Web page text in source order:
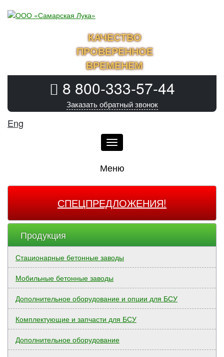
КАЧЕСТВО
ПРОВЕРЕННОЕ
ВРЕМЕНЕМ
8 800-333-57-44
Заказать обратный звонок
Eng
Меню
Меню
СПЕЦПРЕДЛОЖЕНИЯ!
Продукция
Стационарные бетонные заводы
Мобильные бетонные заводы
Дополнительное оборудование и опции для БСУ
Комплектующие и запчасти для БСУ
Дополнительное оборудование